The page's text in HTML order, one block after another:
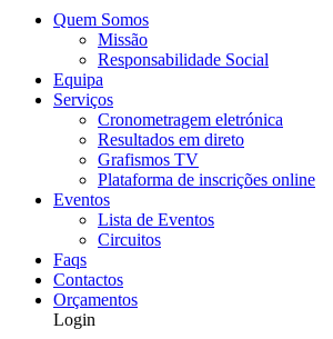
Quem Somos
Missão
Responsabilidade Social
Equipa
Serviços
Cronometragem eletrónica
Resultados em direto
Grafismos TV
Plataforma de inscrições online
Eventos
Lista de Eventos
Circuitos
Faqs
Contactos
Orçamentos
Login